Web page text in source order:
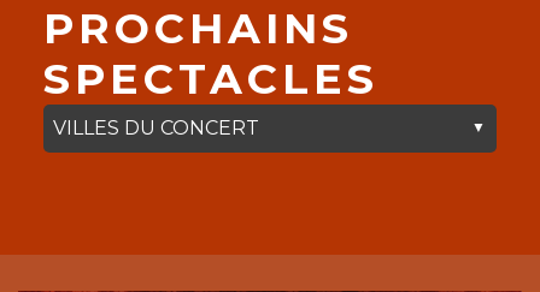
renommé Arnie Roth, cette toute
nouvelle production de concert
symphonique met à l’honneur la
musique de CHRONO TRIGGER,
Mana, NieR, Octopath Traveler
d’autres dans une expérience
de jeu époustouflants en haute
PROCHAINS
SPECTACLES